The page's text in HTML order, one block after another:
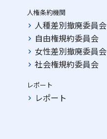
人権条約機関
人種差別撤廃委員会
自由権規約委員会
女性差別撤廃委員会
社会権規約委員会
レポート
レポート